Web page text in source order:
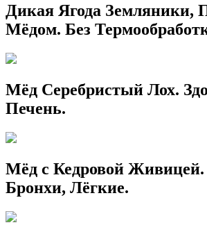
Дикая Ягода Земляники,
Мёдом. Без
Мёд Серебристый Лох.
Печень.
Мёд с Кедровой
Бронхи, Лёгкие.